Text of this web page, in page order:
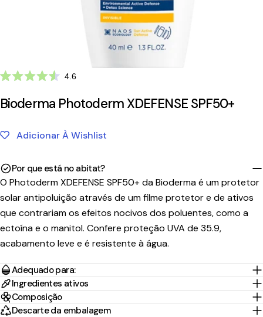
4.6
de
4.6Clique
ir
avaliações
Bioderma Photoderm XDEFENSE SPF50+
Adicionar À Wishlist
Por que está no abitat?
O Photoderm XDEFENSE SPF50+ da Bioderma é um protetor
solar antipoluição através de um filme protetor e de ativos
que contrariam os efeitos nocivos dos poluentes, como a
ectoína e o manitol. Confere proteção UVA de 35.9,
acabamento leve e é resistente à água.
Adequado para:
Ingredientes ativos
Composição
Descarte da embalagem
Tempo
Envio
Portugal
Continental
1-2 Dias
úteis